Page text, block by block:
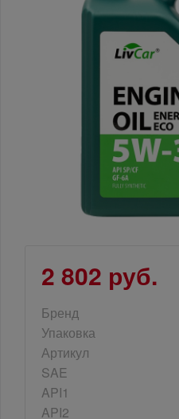
2 802 руб.
Бренд
Упаковка
Артикул
SAE
API1
API2